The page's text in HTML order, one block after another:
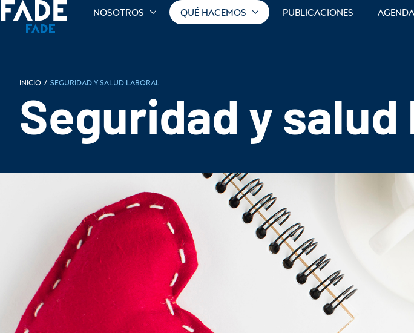
Nosotros Qué hacemos Publicaciones
Inicio / Seguridad y salud laboral
Seguridad y salud